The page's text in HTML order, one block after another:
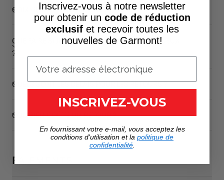
COMMENT RENVOYER UN PRODUIT ?
QUE FAIRE SI JE REÇOIS UN PRODUIT DÉFECTUEUX
?
QUELS SONT LES DÉLAIS POUR LES RETOURS ?
COMBIEN COÛTE UN RETOUR ?
PAIEMENTS
Inscrivez-vous à notre newsletter
pour obtenir un code de réduction
exclusifet recevoir toutes les
nouvelles de Garmont!
INSCRIVEZ-VOUS
En fournissant votre e-mail, vous acceptez les
conditions d'utilisation et la politique de
confidentialité.